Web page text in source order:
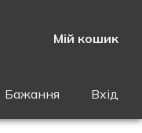
Мій кошик
Бажання Вхід